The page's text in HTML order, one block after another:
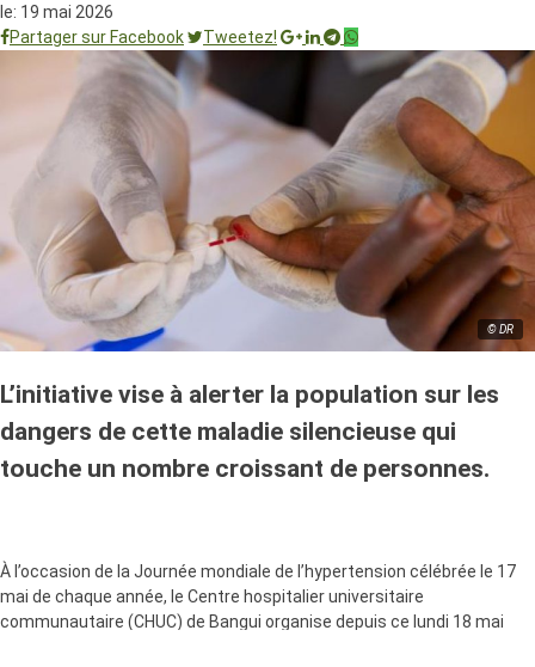
le: 19 mai 2026
Partager sur Facebook
Tweetez!
© DR
L’initiative vise à alerter la population sur les
dangers de cette maladie silencieuse qui
touche un nombre croissant de personnes.
À l’occasion de la Journée mondiale de l’hypertension célébrée le 17
mai de chaque année, le Centre hospitalier universitaire
communautaire (CHUC) de Bangui organise depuis ce lundi 18 mai